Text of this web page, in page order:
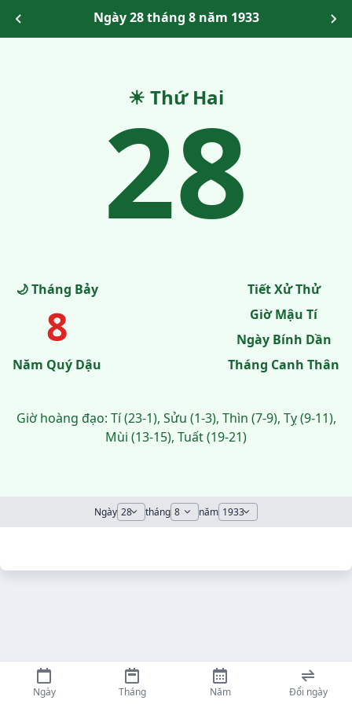
Ngày 28 tháng 8 năm 1933
☀ Thứ Hai
28
🌙 Tháng Bảy
8
Năm Quý Dậu
Tiết Xử Thử
Giờ Mậu Tí
Ngày Bính Dần
Tháng Canh Thân
Giờ hoàng đạo: Tí (23-1), Sửu (1-3), Thìn (7-9), Tỵ (9-11),
Mùi (13-15), Tuất (19-21)
Ngày tháng năm
Ngày Tháng Năm Đổi ngày